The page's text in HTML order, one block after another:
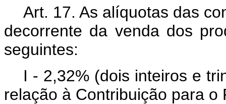
Art. 17. As alíquotas das
decorrente da venda dos
seguintes:
I - 2,32% (dois inteiros e
relação à Contribuição para o